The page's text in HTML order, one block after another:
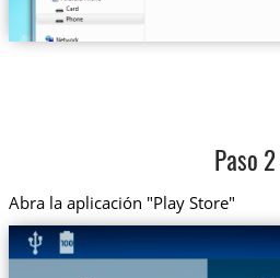
Paso 2
Abra la aplicación "Play Store"